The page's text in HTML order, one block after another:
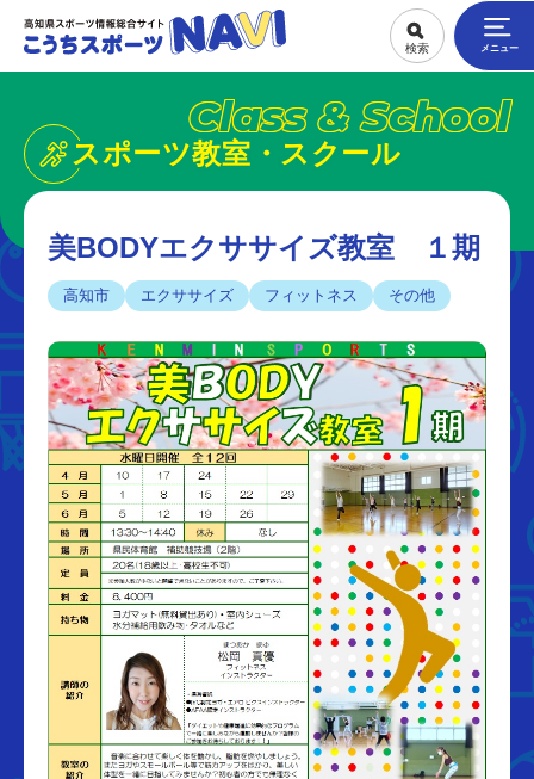
Class & School
スポーツ教室・スクール
美BODYエクササイズ教室 １期
高知市 エクササイズ フィットネス その他